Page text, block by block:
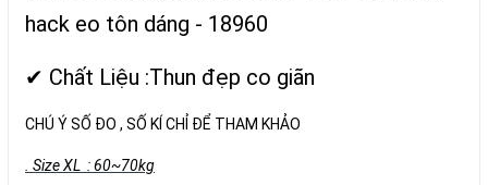
hack eo tôn dáng - 18960
✔ Chất Liệu :Thun đẹp co giãn
CHÚ Ý SỐ ĐO , SỐ KÍ CHỈ ĐỂ THAM KHẢO
. Size XL : 60~70kg